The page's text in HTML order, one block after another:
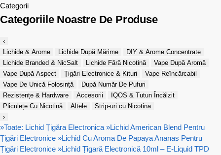
Categorii
Categoriile Noastre De Produse
‹
Lichide & Arome
Lichide După Mărime
DIY & Arome Concentrate
Lichide Branded & NicSalt
Lichide Fără Nicotină
Vape După Aromă
Vape După Aspect
Țigări Electronice & Kituri
Vape Reîncărcabil
Vape De Unică Folosință
După Număr De Pufuri
Rezistențe & Hardware
Accesorii
IQOS & Tutun Încălzit
Pliculețe Cu Nicotină
Altele
Strip-uri cu Nicotina
›
»Toate: Lichid Țigăra Electronica »Lichid American Blend Pentru
Țigări Electronice »Lichid Cu Aroma De Papaya Ananas Pentru
Țigări Electronice »Lichid Țigară Electronică 10ml – E-Liquid TPD